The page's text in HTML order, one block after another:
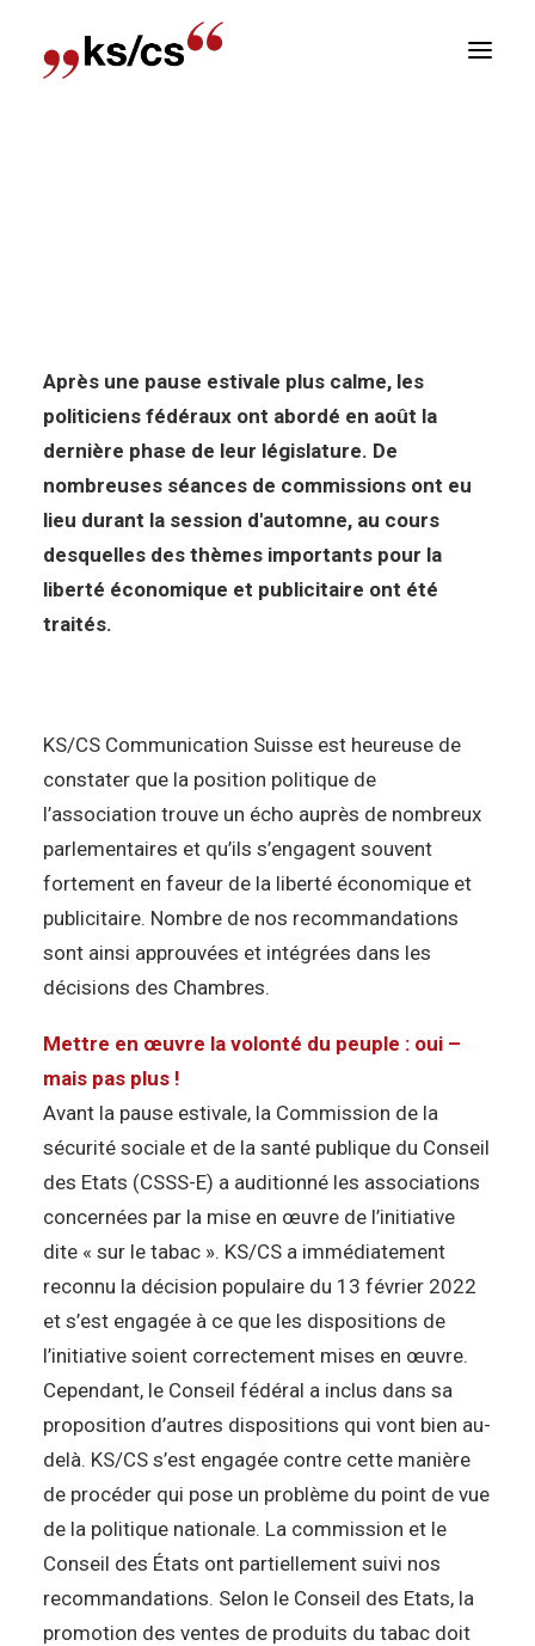
Après une pause estivale plus calme, les
politiciens fédéraux ont abordé en août la
dernière phase de leur législature. De
nombreuses séances de commissions ont eu
lieu durant la session d'automne, au cours
desquelles des thèmes importants pour la
liberté économique et publicitaire ont été
traités.
KS/CS Communication Suisse est heureuse de
constater que la position politique de
l’association trouve un écho auprès de nombreux
parlementaires et qu’ils s’engagent souvent
fortement en faveur de la liberté économique et
publicitaire. Nombre de nos recommandations
sont ainsi approuvées et intégrées dans les
décisions des Chambres.
Mettre en œuvre la volonté du peuple : oui –
mais pas plus !
Avant la pause estivale, la Commission de la
sécurité sociale et de la santé publique du Conseil
des Etats (CSSS-E) a auditionné les associations
concernées par la mise en œuvre de l’initiative
dite « sur le tabac ». KS/CS a immédiatement
reconnu la décision populaire du 13 février 2022
et s’est engagée à ce que les dispositions de
l’initiative soient correctement mises en œuvre.
Cependant, le Conseil fédéral a inclus dans sa
proposition d’autres dispositions qui vont bien au-
delà. KS/CS s’est engagée contre cette manière
de procéder qui pose un problème du point de vue
de la politique nationale. La commission et le
Conseil des États ont partiellement suivi nos
recommandations. Selon le Conseil des Etats, la
promotion des ventes de produits du tabac doit